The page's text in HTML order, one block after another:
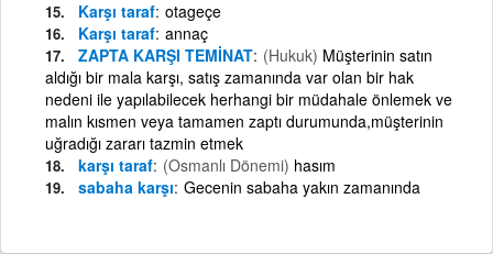
Karşı taraf otageçe
Karşı taraf annaç
ZAPTA KARŞI TEMİNAT (Hukuk) Müşterinin satın
aldığı bir mala karşı, satış zamanında var olan bir hak
nedeni ile yapılabilecek herhangi bir müdahale önlemek ve
malın kısmen veya tamamen zaptı durumunda,müşterinin
uğradığı zararı tazmin etmek
karşı taraf (Osmanlı Dönemi) hasım
sabaha karşı Gecenin sabaha yakın zamanında